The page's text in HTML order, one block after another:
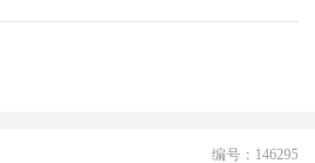
编号：146295